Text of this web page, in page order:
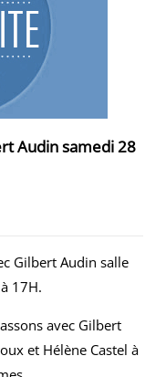
Audin samedi 28
Gilbert Audin salle
17H.
avec Gilbert
et Hélène Castel à